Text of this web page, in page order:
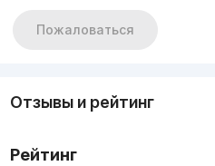
Пожаловаться
Отзывы и рейтинг
Рейтинг